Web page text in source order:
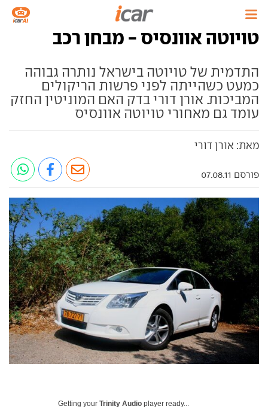
טויוטה אוונסיס - מבחן רכב
התדמית של טויוטה בישראל נותרה גבוהה
כמעט כשהייתה לפני פרשות הריקולים
המביכות. אורן דורי בדק האם המוניטין החזק
עומד גם מאחורי טויוטה אוונסיס
מאת: אורן דורי
פורסם 07.08.11
Getting your Trinity Audio player ready...